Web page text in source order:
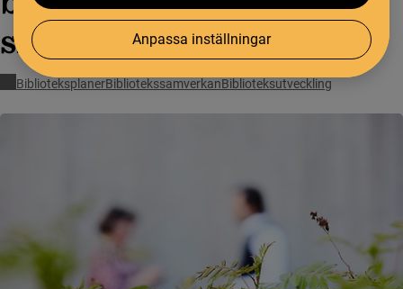
Anpassa inställningar
skolbibliotek
BiblioteksplanerBibliotekssamverkanBiblioteksutveckling